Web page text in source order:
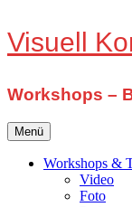
Zum
Inhalt
Visuell
Workshops –
Menü
Workshops &
Video
Foto